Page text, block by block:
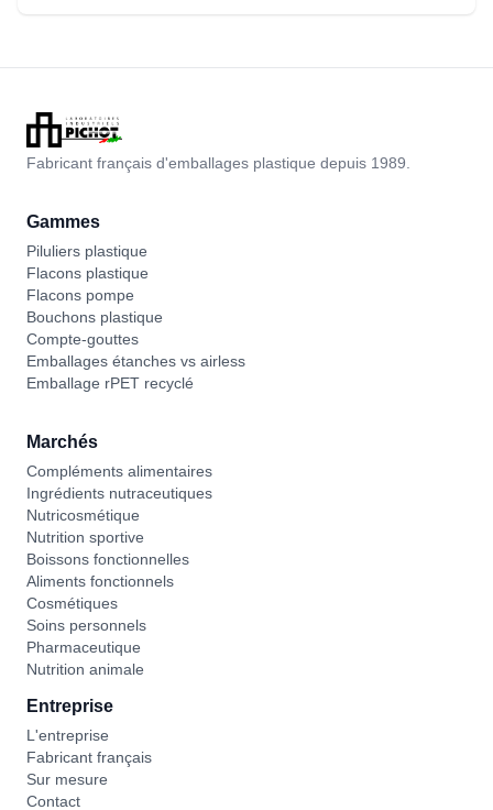
Fabricant français d'emballages plastique depuis 1989.
Gammes
Piluliers plastique
Flacons plastique
Flacons pompe
Bouchons plastique
Compte-gouttes
Emballages étanches vs airless
Emballage rPET recyclé
Marchés
Compléments alimentaires
Ingrédients nutraceutiques
Nutricosmétique
Nutrition sportive
Boissons fonctionnelles
Aliments fonctionnels
Cosmétiques
Soins personnels
Pharmaceutique
Nutrition animale
Entreprise
L'entreprise
Fabricant français
Sur mesure
Contact